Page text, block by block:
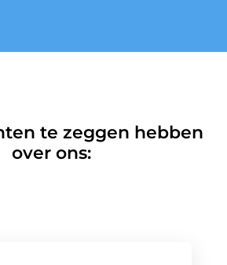
te zeggen hebben
over ons: